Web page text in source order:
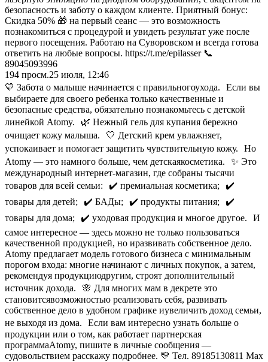
безопасность и заботу о каждом клиенте. Приятный бонус:
Скидка 50% 🎁 на первый сеанс — это возможность
познакомиться с процедурой и увидеть результат уже после
первого посещения. Работаю на Суворовском и всегда готова
ответить на любые вопросы. https://t.me/epilasser 📞
89045093996
194 просм.25 июля, 12:46
💛 Забота о малыше начинается с правильногоухода. Если вы
выбираете для своего ребенка только качественные и
безопасные средства, обязательно познакомьтесь с детской
линейкой Atomy. 🌿 Нежный гель для купания бережно
очищает кожу малыша. 🤍 Детский крем увлажняет,
успокаивает и помогает защитить чувствительную кожу. Но
Atomy — это намного больше, чем детскаякосметика. ✨ Это
международный интернет-магазин, где собраны тысячи
товаров для всей семьи: ✔️ премиальная косметика; ✔️
товары для детей; ✔️ БАДы; ✔️ продукты питания; ✔️
товары для дома; ✔️ уходовая продукция и многое другое. И
самое интересное — здесь можно не только пользоваться
качественной продукцией, но иразвивать собственное дело.
Atomy предлагает модель готового бизнеса с минимальным
порогом входа: многие начинают с личных покупок, а затем,
рекомендуя продукциюдругим, строят дополнительный
источник дохода. 🌸 Для многих мам в декрете это
становитсявозможностью реализовать себя, развивать
собственное дело в удобном графике иувеличить доход семьи,
не выходя из дома. Если вам интересно узнать больше о
продукции или о том, как работает партнерская
программаAtomy, пишите в личные сообщения —
судовольствием расскажу подробнее. 💛 Тел. 89185130811 Max